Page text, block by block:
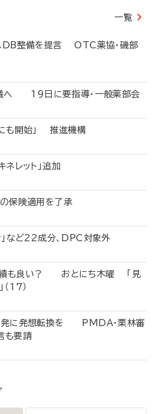
一覧
DB整備を提言 OTC薬協・磯部
議へ 19日に要指導・一般薬部会
にも開始」 推進機構
ネレット」追加
の保険適用を了承
ン」など22成分、DPC対象外
績も良い？ おとにち木曜 「見
17）
発に発想転換を PMDA・栗林審
も要請